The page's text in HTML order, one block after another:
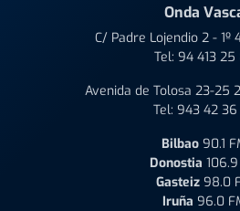
Onda
C/ Padre Lojendio 2 - 1º
Tel: 94 413 25
Avenida de Tolosa 23-25
Tel: 943 42
Bilbao 90.1
Donostia
Gasteiz 98.0
Iruña 96.0